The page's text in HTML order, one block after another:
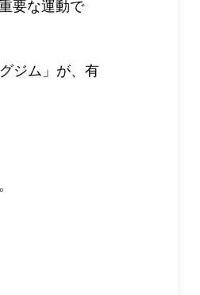
要な運動で
ジム」が、有